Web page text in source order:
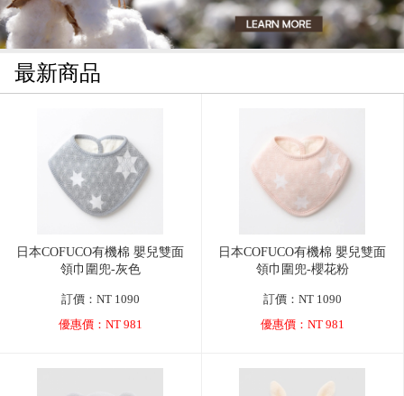
最新商品
日本COFUCO有機棉 嬰兒雙面
領巾圍兜-灰色
訂價：NT 1090
優惠價：NT 981
日本COFUCO有機棉 嬰兒雙面
領巾圍兜-櫻花粉
訂價：NT 1090
優惠價：NT 981